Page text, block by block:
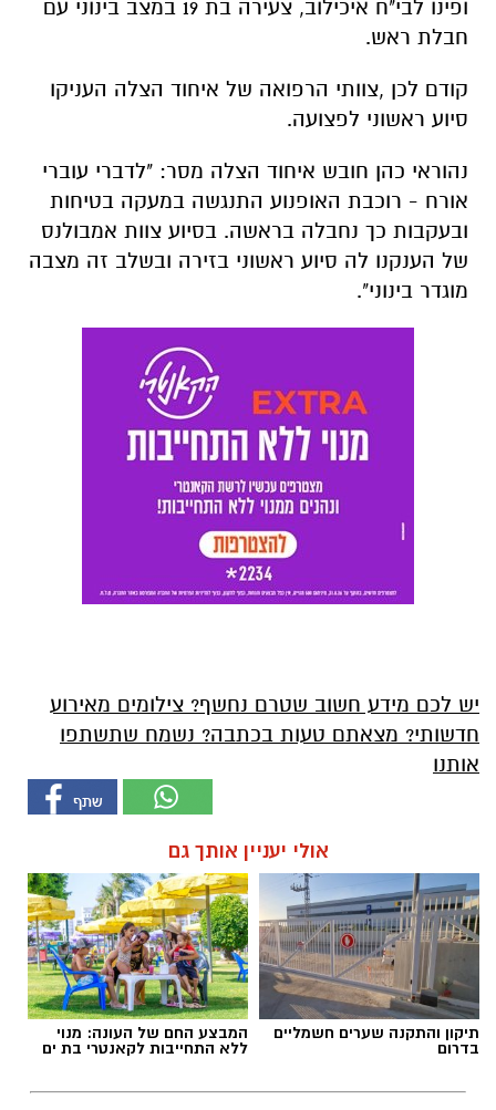
ופינו לבי"ח איכילוב, צעירה בת 19 במצב בינוני עם
חבלת ראש.
קודם לכן ,צוותי הרפואה של איחוד הצלה העניקו
סיוע ראשוני לפצועה.
נהוראי כהן חובש איחוד הצלה מסר: "לדברי עוברי
אורח - רוכבת האופנוע התנגשה במעקה בטיחות
ובעקבות כך נחבלה בראשה. בסיוע צוות אמבולנס
של הענקנו לה סיוע ראשוני בזירה ובשלב זה מצבה
מוגדר בינוני".
יש לכם מידע חשוב שטרם נחשף? צילומים מאירוע
חדשותי? מצאתם טעות בכתבה? נשמח שתשתפו
אותנו
אולי יעניין אותך גם
תיקון והתקנה שערים חשמליים
בדרום
המבצע החם של העונה: מנוי
ללא התחייבות לקאנטרי בת ים